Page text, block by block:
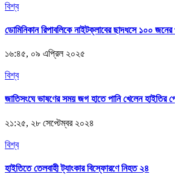
বিশ্ব
ডোমিনিকান রিপাবলিকে নাইটক্লাবের ছাদধসে ১০০ জনের
১৬:৪৫, ০৯ এপ্রিল ২০২৫
বিশ্ব
জাতিসংঘে ভাষণের সময় জগ হাতে পানি খেলেন হাইতির
২১:২৫, ২৮ সেপ্টেম্বর ২০২৪
বিশ্ব
হাইতিতে তেলবাহী ট্যাংকার বিস্ফোরণে নিহত ২৪